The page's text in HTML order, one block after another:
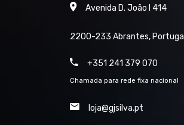
Avenida D. João I 414
2200-233 Abrantes, Portugal
+351 241 379 070
Chamada para rede fixa nacional
loja@gjsilva.pt